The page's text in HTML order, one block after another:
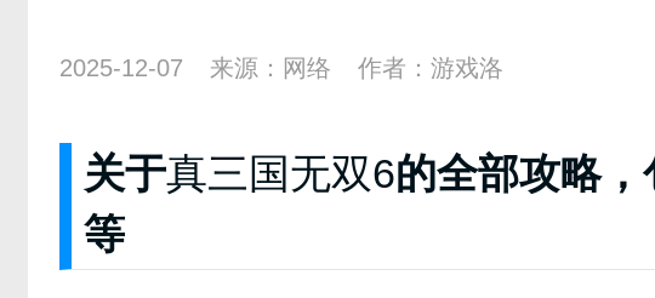
2025-12-07 来源：网络 作者：游戏洛
关于真三国无双6的全部攻略
等